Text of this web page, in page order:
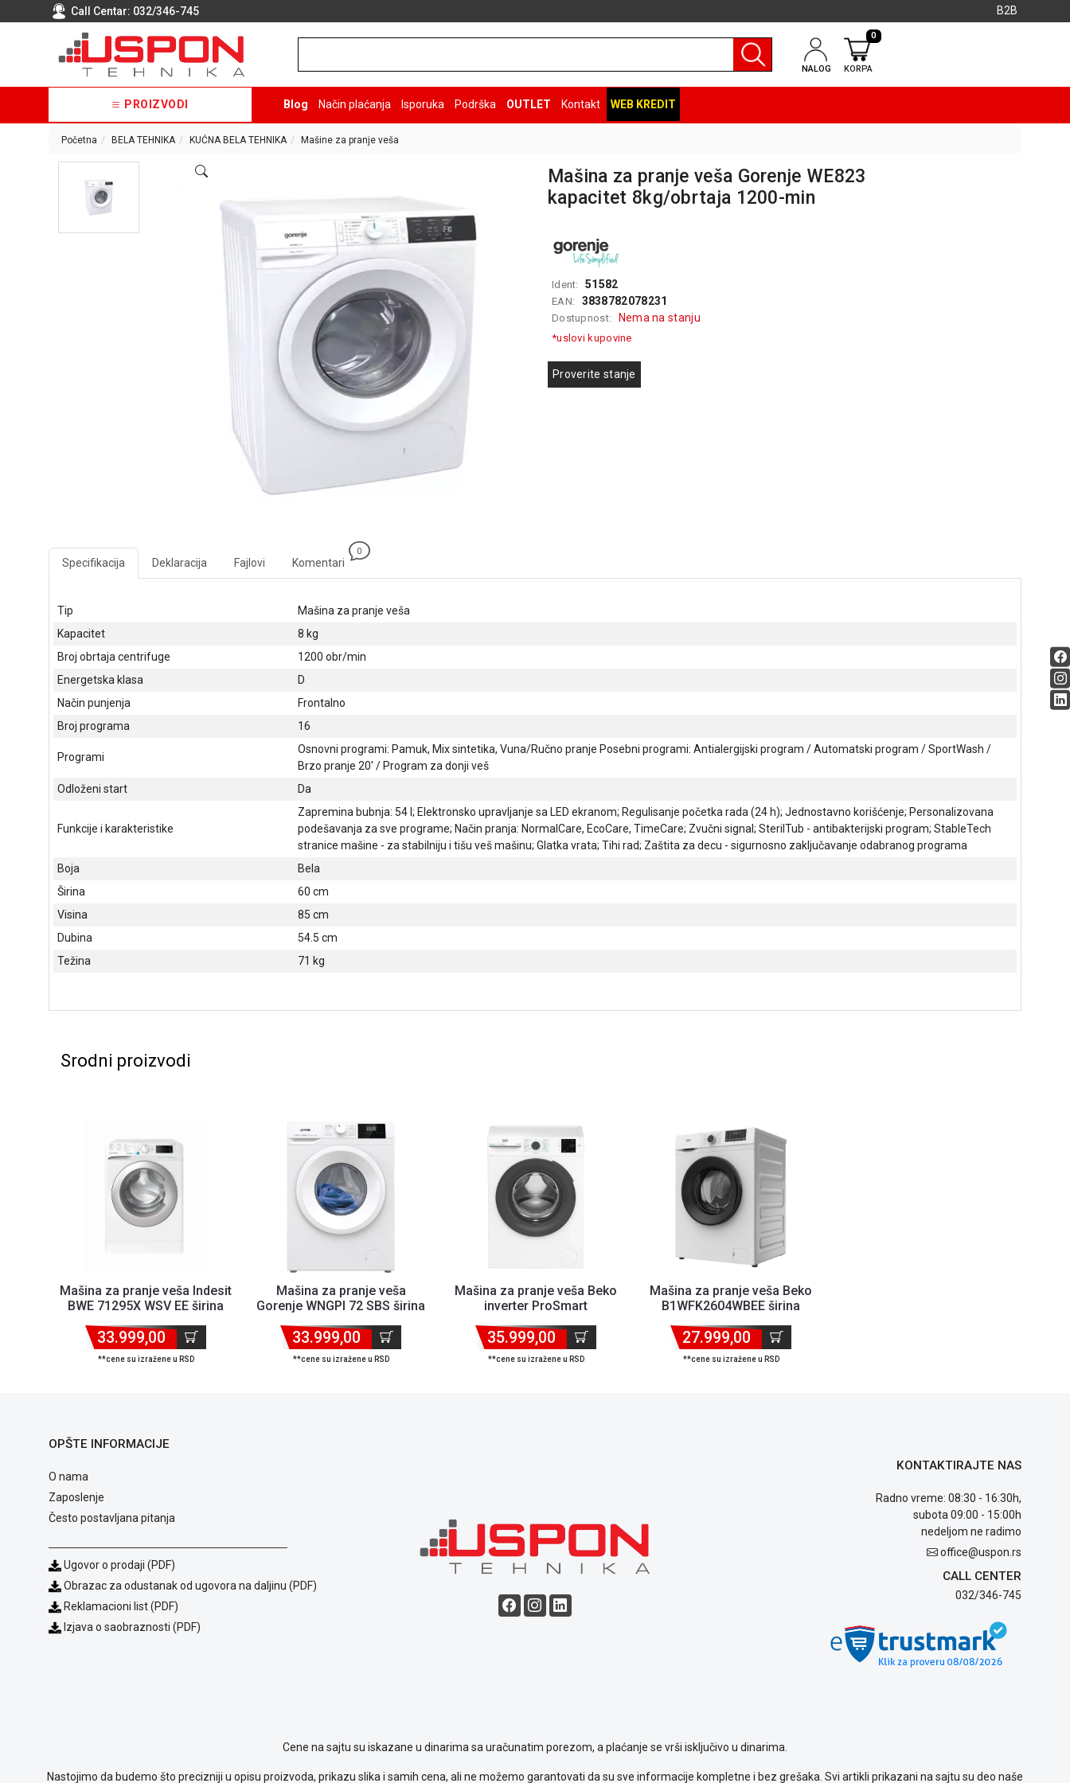
Call Centar: 032/346-745 B2B
NALOG KORPA
0
PROIZVODI Blog Način plaćanja Isporuka Podrška OUTLET Kontakt WEB KREDIT
Početna BELA TEHNIKA KUĆNA BELA TEHNIKA Mašine za pranje veša
Mašina za pranje veša Gorenje WE823
kapacitet 8kg/obrtaja 1200-min
Ident: 51582
EAN: 3838782078231
Dostupnost: Nema na stanju
*uslovi kupovine
Proverite stanje
Specifikacija Deklaracija Fajlovi Komentari
0
Tip
Mašina za pranje veša
Kapacitet
8 kg
Broj obrtaja centrifuge
1200 obr/min
Energetska klasa
D
Način punjenja
Frontalno
Broj programa
16
Programi
Osnovni programi: Pamuk, Mix sintetika, Vuna/Ručno pranje Posebni programi: Antialergijski program / Automatski program / SportWash /
Brzo pranje 20' / Program za donji veš
Odloženi start
Da
Funkcije i karakteristike
Zapremina bubnja: 54 l; Elektronsko upravljanje sa LED ekranom; Regulisanje početka rada (24 h); Jednostavno korišćenje; Personalizovana
podešavanja za sve programe; Način pranja: NormalCare, EcoCare, TimeCare; Zvučni signal; SterilTub - antibakterijski program; StableTech
stranice mašine - za stabilniju i tišu veš mašinu; Glatka vrata; Tihi rad; Zaštita za decu - sigurnosno zaključavanje odabranog programa
Boja
Bela
Širina
60 cm
Visina
85 cm
Dubina
54.5 cm
Težina
71 kg
Srodni proizvodi
Mašina za pranje veša Indesit
BWE 71295X WSV EE širina
33.999,00
**cene su izražene u RSD
Mašina za pranje veša
Gorenje WNGPI 72 SBS širina
33.999,00
**cene su izražene u RSD
Mašina za pranje veša Beko
inverter ProSmart
35.999,00
**cene su izražene u RSD
Mašina za pranje veša Beko
B1WFK2604WBEE širina
27.999,00
**cene su izražene u RSD
OPŠTE INFORMACIJE
O nama
Zaposlenje
Često postavljana pitanja
Ugovor o prodaji (PDF)
Obrazac za odustanak od ugovora na daljinu (PDF)
Reklamacioni list (PDF)
Izjava o saobraznosti (PDF)
KONTAKTIRAJTE NAS
Radno vreme: 08:30 - 16:30h,
subota 09:00 - 15:00h
nedeljom ne radimo
office@uspon.rs
CALL CENTER
032/346-745
Cene na sajtu su iskazane u dinarima sa uračunatim porezom, a plaćanje se vrši isključivo u dinarima.
Nastojimo da budemo što precizniji u opisu proizvoda, prikazu slika i samih cena, ali ne možemo garantovati da su sve informacije kompletne i bez grešaka. Svi artikli prikazani na sajtu su deo naše